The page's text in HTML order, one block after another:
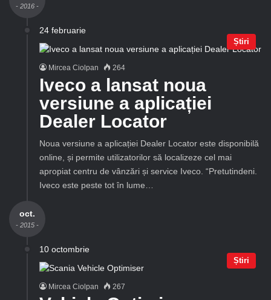
- 2016 -
24 februarie
Știri
Mircea Ciolpan 264
Iveco a lansat noua
versiune a aplicației
Dealer Locator
Noua versiune a aplicației Dealer Locator este disponibilă
online, și permite utilizatorilor să localizeze cel mai
apropiat centru de vânzări și service Iveco. “Pretutindeni.
Iveco este peste tot în lume…
oct.
- 2015 -
10 octombrie
Știri
Mircea Ciolpan 267